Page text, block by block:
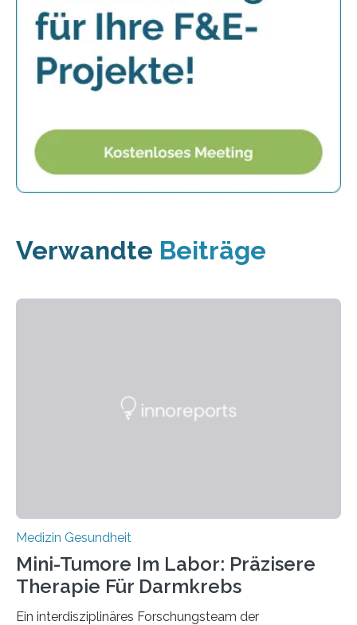
Verwandte Beiträge
Medizin Gesundheit
Mini-Tumore Im Labor: Präzisere
Therapie Für Darmkrebs
Ein interdisziplinäres Forschungsteam der